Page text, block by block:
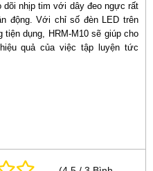
nhịp tim với dây đeo ngực rất
động. Với chỉ số đèn LED trên
dụng, HRM-M10 sẽ giúp cho
quả của việc tập luyện tức